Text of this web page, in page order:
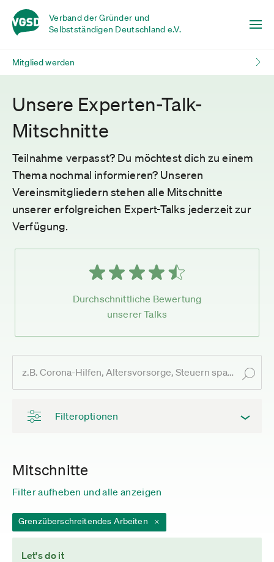
Verband der Gründer und
Selbstständigen Deutschland e.V.
Mitglied werden
Unsere Experten-Talk-
Mitschnitte
Teilnahme verpasst? Du möchtest dich zu einem
Thema nochmal informieren? Unseren
Vereinsmitgliedern stehen alle Mitschnitte
unserer erfolgreichen Expert-Talks jederzeit zur
Verfügung.
Durchschnittliche Bewertung
unserer Talks
Filteroptionen
Mitschnitte
Filter aufheben und alle anzeigen
Grenzüberschreitendes Arbeiten
Let's do it